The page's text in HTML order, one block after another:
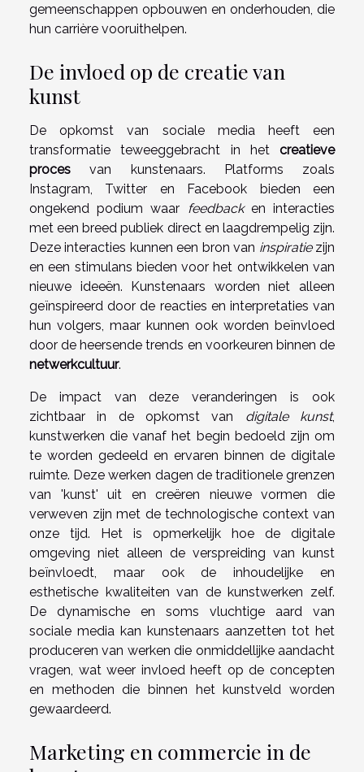
gemeenschappen opbouwen en onderhouden, die
hun carrière vooruithelpen.
De invloed op de creatie van
kunst
De opkomst van sociale media heeft een
transformatie teweeggebracht in het creatieve
proces van kunstenaars. Platforms zoals
Instagram, Twitter en Facebook bieden een
ongekend podium waar feedbacken interacties
met een breed publiek direct en laagdrempelig zijn.
Deze interacties kunnen een bron van inspiratiezijn
en een stimulans bieden voor het ontwikkelen van
nieuwe ideeën. Kunstenaars worden niet alleen
geïnspireerd door de reacties en interpretaties van
hun volgers, maar kunnen ook worden beïnvloed
door de heersende trends en voorkeuren binnen de
netwerkcultuur.
De impact van deze veranderingen is ook
zichtbaar in de opkomst van digitale kunst,
kunstwerken die vanaf het begin bedoeld zijn om
te worden gedeeld en ervaren binnen de digitale
ruimte. Deze werken dagen de traditionele grenzen
van 'kunst' uit en creëren nieuwe vormen die
verweven zijn met de technologische context van
onze tijd. Het is opmerkelijk hoe de digitale
omgeving niet alleen de verspreiding van kunst
beïnvloedt, maar ook de inhoudelijke en
esthetische kwaliteiten van de kunstwerken zelf.
De dynamische en soms vluchtige aard van
sociale media kan kunstenaars aanzetten tot het
produceren van werken die onmiddellijke aandacht
vragen, wat weer invloed heeft op de concepten
en methoden die binnen het kunstveld worden
gewaardeerd.
Marketing en commercie in de